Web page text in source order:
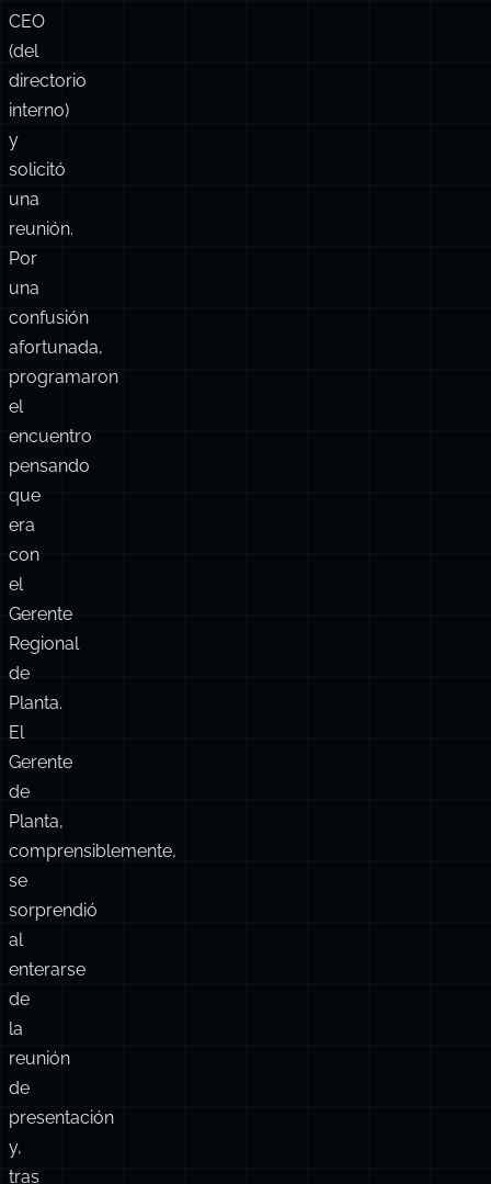
que
marcó
el
número
del
CEO
(del
directorio
interno)
y
solicitó
una
reunión.
Por
una
confusión
afortunada,
programaron
el
encuentro
pensando
que
era
con
el
Gerente
Regional
de
Planta.
El
Gerente
de
Planta,
comprensiblemente,
se
sorprendió
al
enterarse
de
la